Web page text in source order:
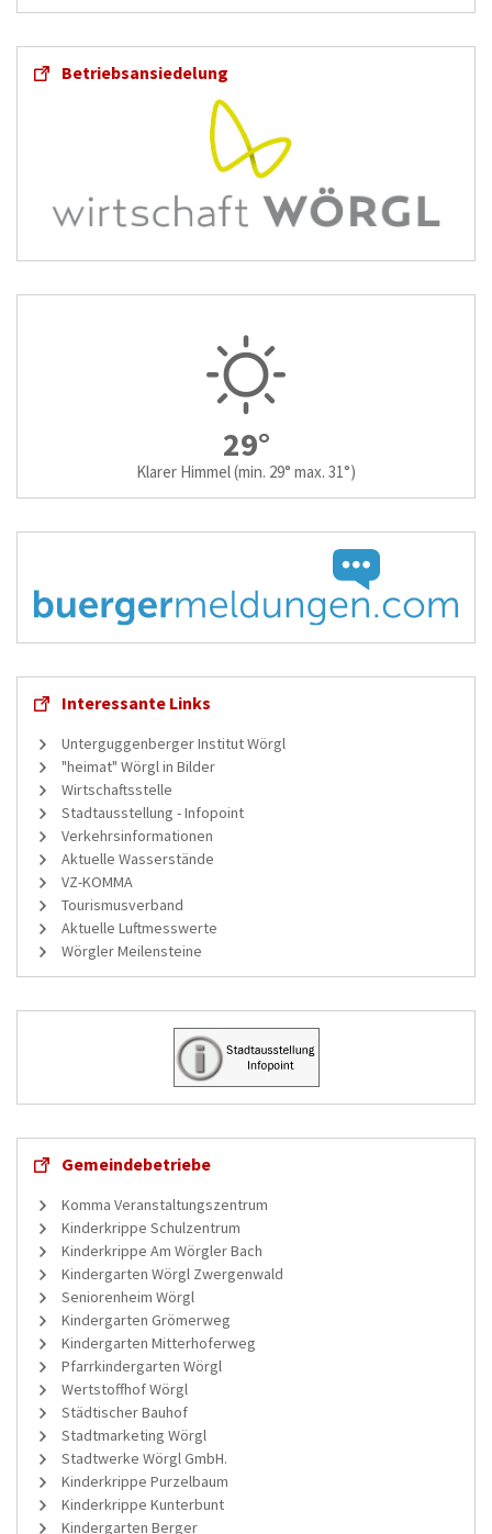
Betriebsansiedelung
29°
Klarer Himmel(min. 29° max. 31°)
Interessante Links
Unterguggenberger Institut Wörgl
"heimat" Wörgl in Bilder
Wirtschaftsstelle
Stadtausstellung - Infopoint
Verkehrsinformationen
Aktuelle Wasserstände
VZ-KOMMA
Tourismusverband
Aktuelle Luftmesswerte
Wörgler Meilensteine
Gemeindebetriebe
Komma Veranstaltungszentrum
Kinderkrippe Schulzentrum
Kinderkrippe Am Wörgler Bach
Kindergarten Wörgl Zwergenwald
Seniorenheim Wörgl
Kindergarten Grömerweg
Kindergarten Mitterhoferweg
Pfarrkindergarten Wörgl
Wertstoffhof Wörgl
Städtischer Bauhof
Stadtmarketing Wörgl
Stadtwerke Wörgl GmbH.
Kinderkrippe Purzelbaum
Kinderkrippe Kunterbunt
Kindergarten Berger